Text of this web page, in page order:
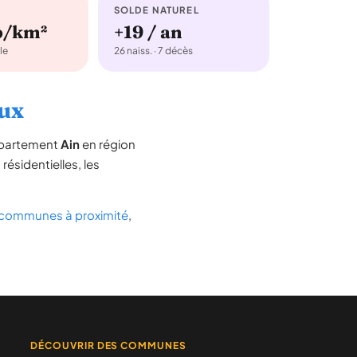
km²
SOLDE NATUREL
+19 / an
26 naiss. · 7 décès
Ainen région
les
à proximité,
DÉCOUVRIR DES COMMUNES